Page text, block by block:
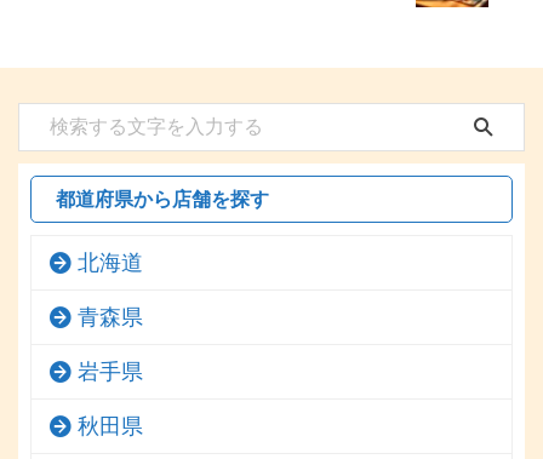
都道府県から店舗を探す
北海道
青森県
岩手県
秋田県